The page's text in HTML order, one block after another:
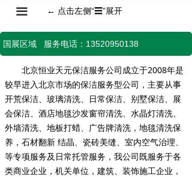
끀 ← 点击左侧“☰”展开
国展区域 服务电话：13520950138
北京恒业天元保洁服务公司成立于2008年是
较早进入北京市场的保洁服务型公司，主要从事
开荒保洁、玻璃清洗、日常保洁、别墅保洁、展
会保洁、酒店地毯沙发窗帘清洗、水晶灯清洗、
外墙清洗、地板打蜡、广告牌清洗，地毯清洗保
养，石材翻新 结晶、瓷砖美缝、室内空气治理、
等专项服务及日常托管服务，我公司既服务于各
类商业企业，机关单位，建筑、装饰施工企业，